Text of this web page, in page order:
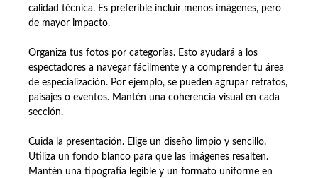
calidad técnica. Es preferible incluir menos imágenes, pero
de mayor impacto.
Organiza tus fotos por categorías. Esto ayudará a los
espectadores a navegar fácilmente y a comprender tu área
de especialización. Por ejemplo, se pueden agrupar retratos,
paisajes o eventos. Mantén una coherencia visual en cada
sección.
Cuida la presentación. Elige un diseño limpio y sencillo.
Utiliza un fondo blanco para que las imágenes resalten.
Mantén una tipografía legible y un formato uniforme en